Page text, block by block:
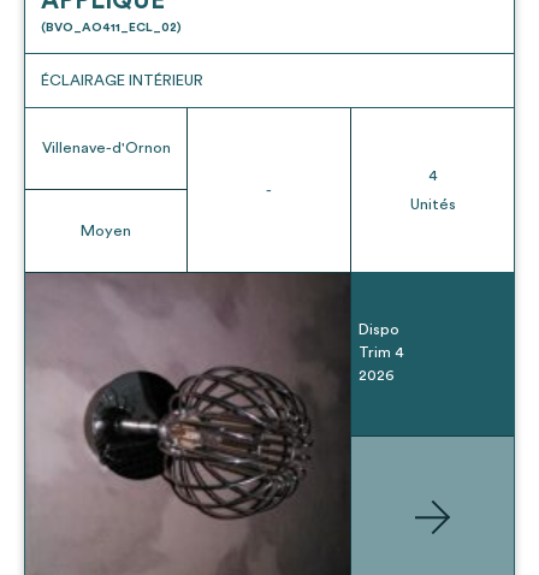
(BVO_AO411_ECL_02)
ÉCLAIRAGE INTÉRIEUR
Villenave-d'Ornon
Moyen
-
4
Unités
Dispo
Trim 4
2026